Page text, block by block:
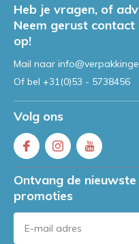
Heb je vragen, of
Neem gerust contact
op!
Mail naar
Of bel +31(0)53 - 5738456
Volg ons
Ontvang de
promoties